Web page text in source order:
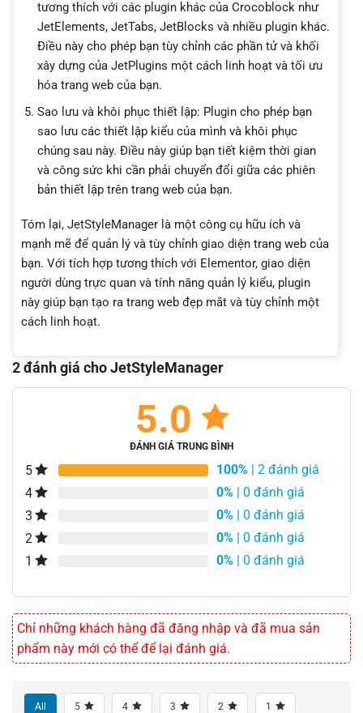
tương thích với các plugin khác của Crocoblock như
JetElements, JetTabs, JetBlocks và nhiều plugin khác.
Điều này cho phép bạn tùy chỉnh các phần tử và khối
xây dựng của JetPlugins một cách linh hoạt và tối ưu
hóa trang web của bạn.
Sao lưu và khôi phục thiết lập: Plugin cho phép bạn
sao lưu các thiết lập kiểu của mình và khôi phục
chúng sau này. Điều này giúp bạn tiết kiệm thời gian
và công sức khi cần phải chuyển đổi giữa các phiên
bản thiết lập trên trang web của bạn.
Tóm lại, JetStyleManager là một công cụ hữu ích và
mạnh mẽ để quản lý và tùy chỉnh giao diện trang web của
bạn. Với tích hợp tương thích với Elementor, giao diện
người dùng trực quan và tính năng quản lý kiểu, plugin
này giúp bạn tạo ra trang web đẹp mắt và tùy chỉnh một
cách linh hoạt.
2 đánh giá choJetStyleManager
5.0
ĐÁNH GIÁ TRUNG BÌNH
5 100% | 2 đánh giá
4
0% | 0 đánh giá
3
0% | 0 đánh giá
2
0% | 0 đánh giá
1
0% | 0 đánh giá
Chỉ những khách hàng đã đăng nhập và đã mua sản
phẩm này mới có thể để lại đánh giá.
All 5 4 3 2 1